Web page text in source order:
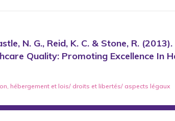
N. G., Reid, K. C. & Stone, R.
Quality: Promoting Excellence In
, hébergement et lois/ droits et libertés/ aspects légaux